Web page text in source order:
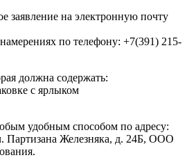
заявление на электронную почту
по телефону: +7(391) 215-
должна содержать:
с ярлыком
удобным способом по адресу:
Партизана Железняка, д. 24Б, ООО